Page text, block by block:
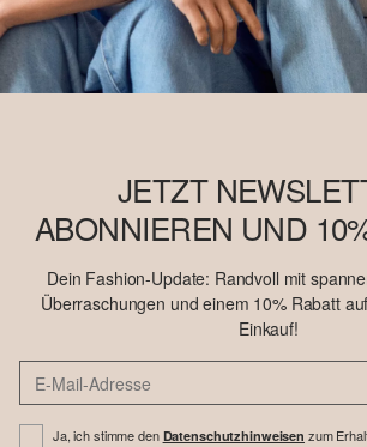
JETZT
ABONNIEREN UND
Dein Fashion-Update: Randvoll mit
Überraschungen und einem 10% Rabatt
Einkauf!
Ja, ich stimme den Datenschutzhinweisen zum